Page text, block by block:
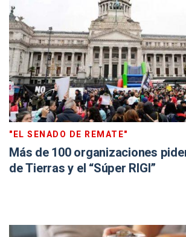
"EL SENADO DE REMATE"
Más de 100 organizaciones
de Tierras y el “Súper RIGI”